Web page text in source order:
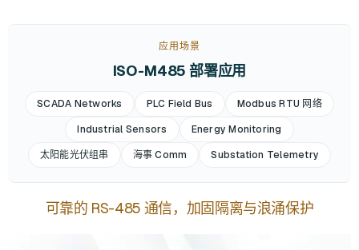
应用场景
ISO-M485 部署应用
SCADA Networks PLC Field Bus
Modbus RTU 网络
Industrial Sensors
Energy Monitoring
太阳能光伏组串
海事 Comm Substation Telemetry
可靠的 RS-485 通信，加固隔离与浪涌保护